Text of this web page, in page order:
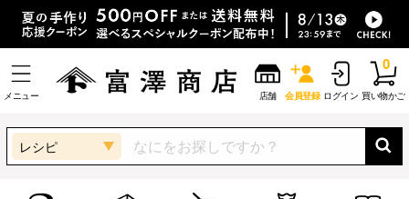
メニュー 店舗 会員登録 ログイン 買い物かご
0
レシピ